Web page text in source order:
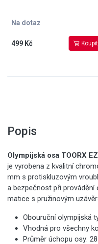
Na dotaz
499 Kč Koupit
Popis
Olympijská osa TOORX
je vyrobena z kvalitní
mm s protiskluzovým
a bezpečnost při provádění
matice s pružinovým
Obouruční olympijská
Vhodná pro všechny
Průměr úchopu osy: